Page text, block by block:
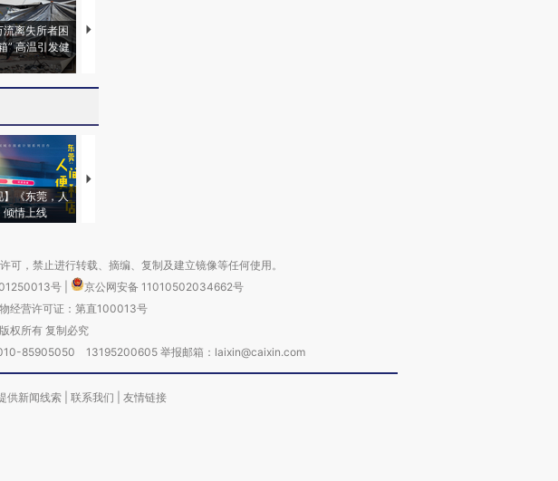
流离失所者困
” 高温引发健
视线｜HYROX的吸金
】《东莞，人
倾情上线
【推广】走进第四届链博
，禁止进行转载、摘编、复制及建立镜像等任何使用。
号
京公网安备 11010502034662号
经营许可证：第直100013号
权所有 复制必究
010-85905050 13195200605 举报邮箱：laixin@caixin.com
供新闻线索 联系我们 友情链接